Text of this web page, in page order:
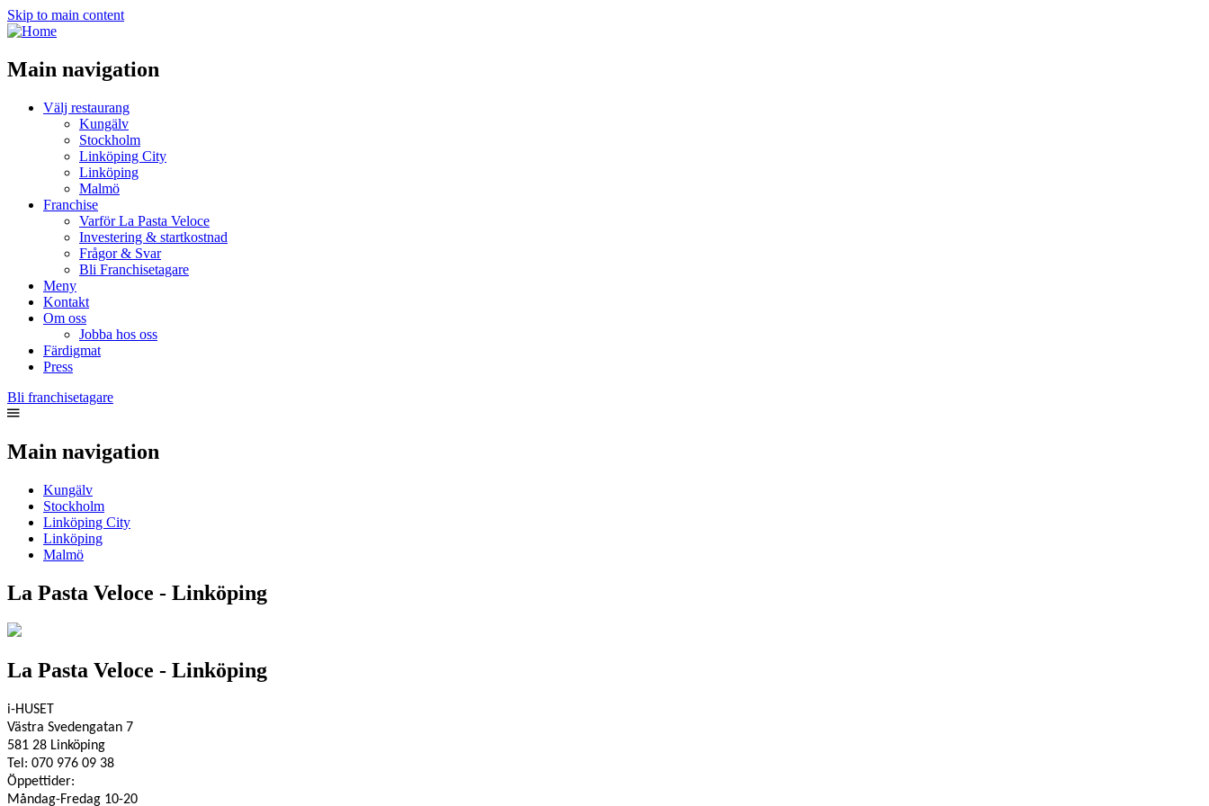
Skip to main content
Main navigation
Välj restaurang
Kungälv
Stockholm
Linköping City
Linköping
Malmö
Franchise
Varför La Pasta Veloce
Investering & startkostnad
Frågor & Svar
Bli Franchisetagare
Meny
Kontakt
Om oss
Jobba hos oss
Färdigmat
Press
Bli franchisetagare
Main navigation
Kungälv
Stockholm
Linköping City
Linköping
Malmö
La Pasta Veloce - Linköping
La Pasta Veloce - Linköping
i-HUSET
Västra Svedengatan 7
581 28 Linköping
Tel: 070 976 09 38
Öppettider:
Måndag-Fredag 10-20